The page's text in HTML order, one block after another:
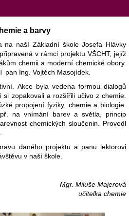
a barvy
na naší Základní škole Josefa Hlávky
v rámci projektu VŠCHT, jejíž
chemii a moderní chemické obory.
pan Ing. Vojtěch Masojídek.
Akce byla vedena formou dialogů
si zopakovali a rozšířili učivo z chemie.
propojení fyziky, chemie a biologie.
na vnímání barev a světla, princip
chemických sloučenin. Provedl
daného projektu a panu lektorovi
v naší škole.
Mgr. Miluše Majerová
učitelka chemie